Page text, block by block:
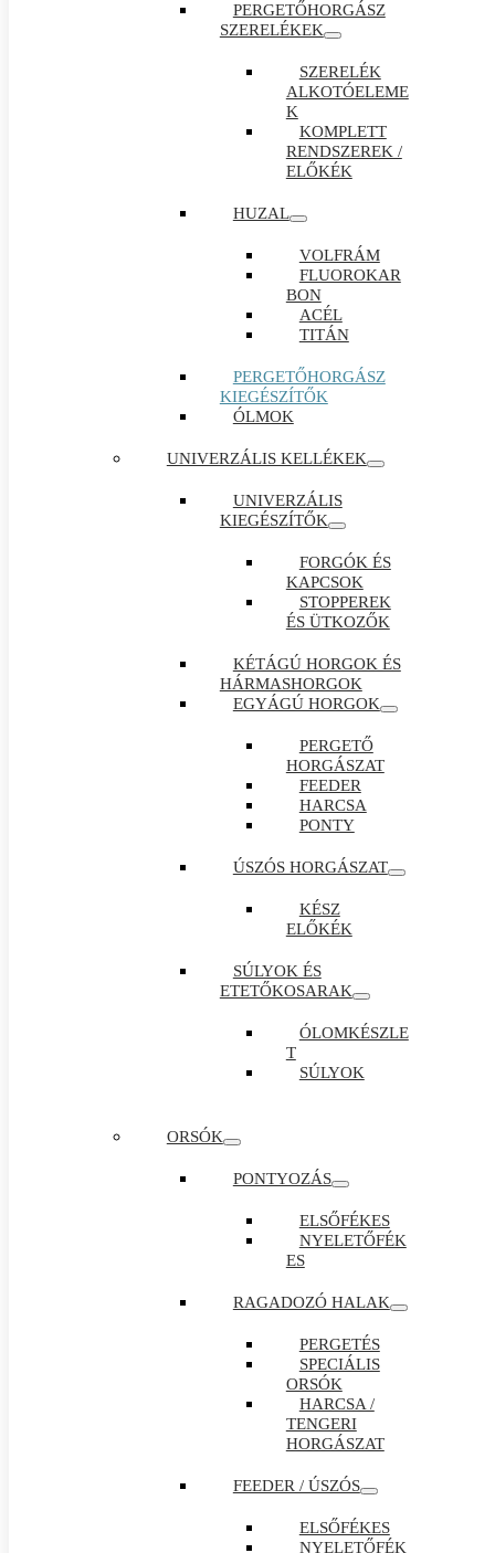
PERGETŐHORGÁSZ
SZERELÉKEK
SZERELÉK
ALKOTÓELEME
K
KOMPLETT
RENDSZEREK /
ELŐKÉK
HUZAL
VOLFRÁM
FLUOROKAR
BON
ACÉL
TITÁN
PERGETŐHORGÁSZ
KIEGÉSZÍTŐK
ÓLMOK
UNIVERZÁLIS KELLÉKEK
UNIVERZÁLIS
KIEGÉSZÍTŐK
FORGÓK ÉS
KAPCSOK
STOPPEREK
ÉS ÜTKOZŐK
KÉTÁGÚ HORGOK ÉS
HÁRMASHORGOK
EGYÁGÚ HORGOK
PERGETŐ
HORGÁSZAT
FEEDER
HARCSA
PONTY
ÚSZÓS HORGÁSZAT
KÉSZ
ELŐKÉK
SÚLYOK ÉS
ETETŐKOSARAK
ÓLOMKÉSZLE
T
SÚLYOK
ORSÓK
PONTYOZÁS
ELSŐFÉKES
NYELETŐFÉK
ES
RAGADOZÓ HALAK
PERGETÉS
SPECIÁLIS
ORSÓK
HARCSA /
TENGERI
HORGÁSZAT
FEEDER / ÚSZÓS
ELSŐFÉKES
NYELETŐFÉK